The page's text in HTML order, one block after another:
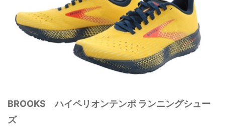
BROOKS ハイペリオンテンポ ランニングシュー
ズ